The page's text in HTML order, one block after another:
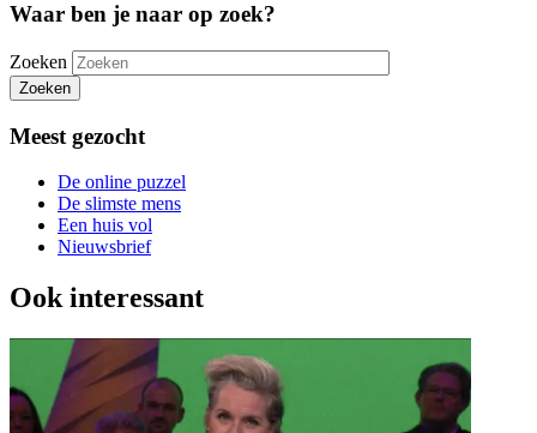
Waar ben je naar op zoek?
Zoeken
Zoeken
Meest gezocht
De online puzzel
De slimste mens
Een huis vol
Nieuwsbrief
Ook interessant